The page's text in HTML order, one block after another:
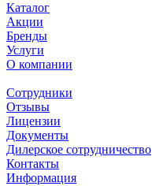
Каталог
Акции
Бренды
Услуги
О компании
Сотрудники
Отзывы
Лицензии
Документы
Дилерское сотрудничество
Контакты
Информация